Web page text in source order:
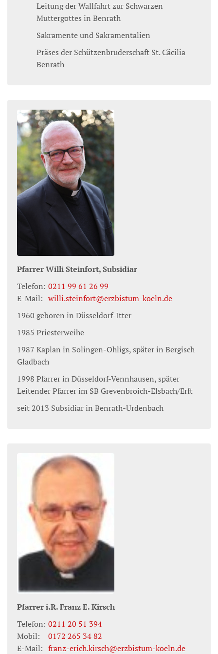
Leitung der Wallfahrt zur Schwarzen
Muttergottes in Benrath
Sakramente und Sakramentalien
Präses der Schützenbruderschaft St. Cäcilia
Benrath
PfarrerWilliSteinfort,Subsidiar
Telefon: 0211 99 61 26 99
E-Mail: willi.steinfort@erzbistum-koeln.de
1960 geboren in Düsseldorf-Itter
1985 Priesterweihe
1987 Kaplan in Solingen-Ohligs, später in Bergisch
Gladbach
1998 Pfarrer in Düsseldorf-Vennhausen, später
Leitender Pfarrer im SB Grevenbroich-Elsbach/Erft
seit 2013 Subsidiar in Benrath-Urdenbach
Pfarrer i.R.Franz E.Kirsch
Telefon: 0211 20 51 394
Mobil:
0172 265 34 82
E-Mail: franz-erich.kirsch@erzbistum-koeln.de